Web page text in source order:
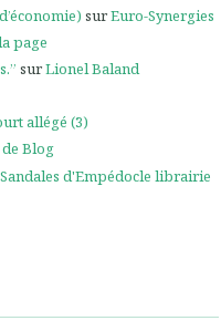
surEuro-Synergies
page
surLionel Baland
allégé (3)
Blog
d'Empédocle librairie